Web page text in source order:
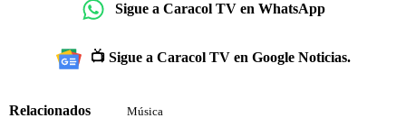
Sigue a Caracol TV en WhatsApp
📺 Sigue a Caracol TV en Google Noticias.
Relacionados Música